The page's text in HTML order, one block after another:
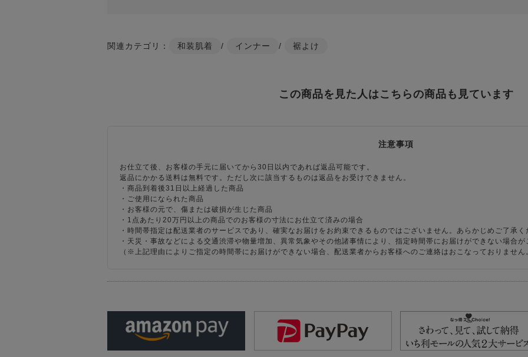
関連カテゴリ： 和装肌着 / インナー / 裾よけ
この商品を見た人はこちらの商品も見ています
注意事項
お仕立て後、お客様の手元に届いてから30日以内であれば返品可能です。
返品にかかる送料は無料です。ただし次に該当するものは返品をお受けできません。
・商品到着後31日以上経過した商品
・ご使用になられた商品
・お客様の元で、傷または破損が生じた商品
・1点あたり20万円以上の商品でのお客様の寸法にお仕立て済みの場合
・時間帯指定は配送業者のサービスであり、確実なお届けをお約束できるものではございません。あらかじめご了承く
・天災・事故などによる交通渋滞や物量増加、異常気象やその他諸事情により、指定時間帯にお届けができない場合が
（※上記理由によりご指定の時間帯にお届けができない場合、配送業者からお客様へのご連絡はおこなっておりません